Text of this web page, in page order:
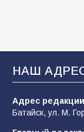
В Батайске
99
НАШ
Адрес
Батайск, ул. М.